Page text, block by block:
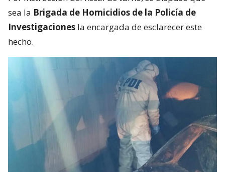
sea la Brigada de Homicidios de la Policía de
Investigaciones la encargada de esclarecer este
hecho.